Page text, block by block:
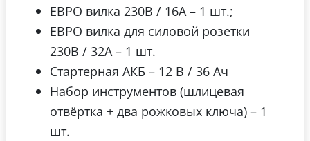
ЕВРО вилка 230В / 16А – 1 шт.;
ЕВРО вилка для силовой розетки
230В / 32А – 1 шт.
Стартерная АКБ – 12 В / 36 Ач
Набор инструментов (шлицевая
отвёртка + два рожковых ключа) – 1
шт.